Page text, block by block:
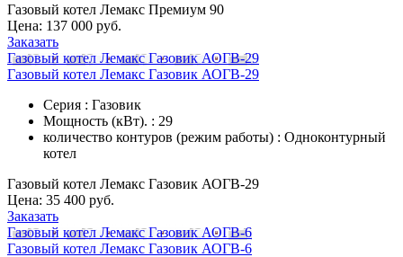
Газовый котел Лемакс Премиум 90
Цена: 137 000 руб.
Заказать
Газовый котел Лемакс Газовик АОГВ-29
Газовый котел Лемакс Газовик АОГВ-29
Серия : Газовик
Мощность (кВт). : 29
количество контуров (режим работы) : Одноконтурный
котел
Газовый котел Лемакс Газовик АОГВ-29
Цена: 35 400 руб.
Заказать
Газовый котел Лемакс Газовик АОГВ-6
Газовый котел Лемакс Газовик АОГВ-6